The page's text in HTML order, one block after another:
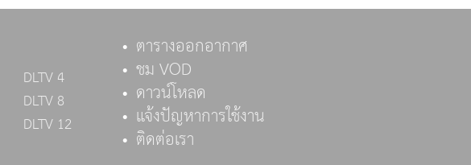
DLTV 4
DLTV 8
DLTV 12
ตารางออกอากาศ
ชม VOD
ดาวน์โหลด
แจ้งปัญหาการใช้งาน
ติดต่อเรา